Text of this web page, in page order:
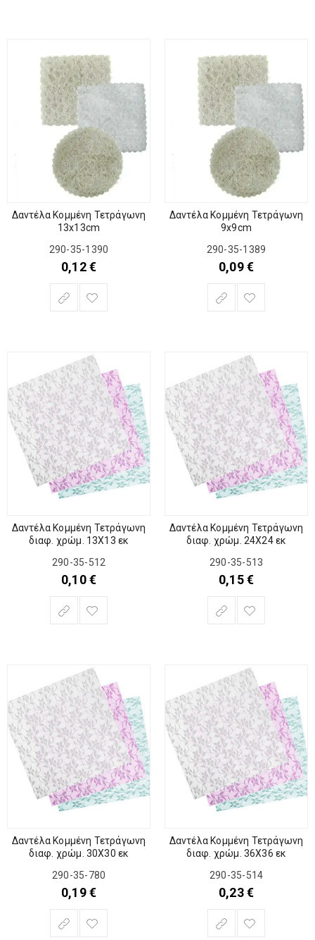
Δαντέλα Κομμένη Τετράγωνη
13x13cm
290-35-1390
0,12€
Δαντέλα Κομμένη Τετράγωνη
9x9cm
290-35-1389
0,09€
Δαντέλα Κομμένη Τετράγωνη
διαφ. χρώμ. 13Χ13 εκ
290-35-512
0,10€
Δαντέλα Κομμένη Τετράγωνη
διαφ. χρώμ. 24Χ24 εκ
290-35-513
0,15€
Δαντέλα Κομμένη Τετράγωνη
διαφ. χρώμ. 30Χ30 εκ
290-35-780
0,19€
Δαντέλα Κομμένη Τετράγωνη
διαφ. χρώμ. 36Χ36 εκ
290-35-514
0,23€